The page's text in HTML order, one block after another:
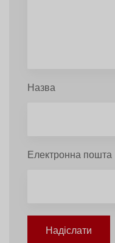
Назва
Електронна пошта
Надіслати